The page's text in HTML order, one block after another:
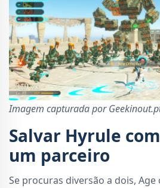
Imagem capturada por
Salvar Hyrule
um parceiro
Se procuras diversão a dois,